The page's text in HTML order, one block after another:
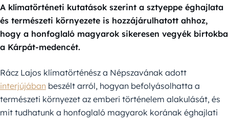
A klímatörténeti kutatások szerint a sztyeppe éghajlata
és természeti környezete is hozzájárulhatott ahhoz,
hogy a honfoglaló magyarok sikeresen vegyék birtokba
a Kárpát-medencét.
Rácz Lajos klímatörténész a Népszavának adott
interjújában beszélt arról, hogyan befolyásolhatta a
természeti környezet az emberi történelem alakulását, és
mit tudhatunk a honfoglaló magyarok korának éghajlati